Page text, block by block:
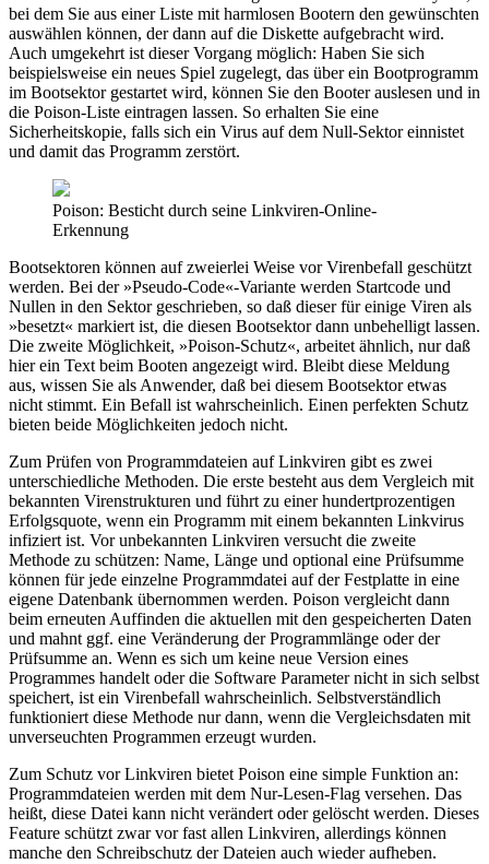
bei dem Sie aus einer Liste mit harmlosen Bootern den gewünschten
auswählen können, der dann auf die Diskette aufgebracht wird.
Auch umgekehrt ist dieser Vorgang möglich: Haben Sie sich
beispielsweise ein neues Spiel zugelegt, das über ein Bootprogramm
im Bootsektor gestartet wird, können Sie den Booter auslesen und in
die Poison-Liste eintragen lassen. So erhalten Sie eine
Sicherheitskopie, falls sich ein Virus auf dem Null-Sektor einnistet
und damit das Programm zerstört.
Poison: Besticht durch seine Linkviren-Online-
Erkennung
Bootsektoren können auf zweierlei Weise vor Virenbefall geschützt
werden. Bei der »Pseudo-Code«-Variante werden Startcode und
Nullen in den Sektor geschrieben, so daß dieser für einige Viren als
»besetzt« markiert ist, die diesen Bootsektor dann unbehelligt lassen.
Die zweite Möglichkeit, »Poison-Schutz«, arbeitet ähnlich, nur daß
hier ein Text beim Booten angezeigt wird. Bleibt diese Meldung
aus, wissen Sie als Anwender, daß bei diesem Bootsektor etwas
nicht stimmt. Ein Befall ist wahrscheinlich. Einen perfekten Schutz
bieten beide Möglichkeiten jedoch nicht.
Zum Prüfen von Programmdateien auf Linkviren gibt es zwei
unterschiedliche Methoden. Die erste besteht aus dem Vergleich mit
bekannten Virenstrukturen und führt zu einer hundertprozentigen
Erfolgsquote, wenn ein Programm mit einem bekannten Linkvirus
infiziert ist. Vor unbekannten Linkviren versucht die zweite
Methode zu schützen: Name, Länge und optional eine Prüfsumme
können für jede einzelne Programmdatei auf der Festplatte in eine
eigene Datenbank übernommen werden. Poison vergleicht dann
beim erneuten Auffinden die aktuellen mit den gespeicherten Daten
und mahnt ggf. eine Veränderung der Programmlänge oder der
Prüfsumme an. Wenn es sich um keine neue Version eines
Programmes handelt oder die Software Parameter nicht in sich selbst
speichert, ist ein Virenbefall wahrscheinlich. Selbstverständlich
funktioniert diese Methode nur dann, wenn die Vergleichsdaten mit
unverseuchten Programmen erzeugt wurden.
Zum Schutz vor Linkviren bietet Poison eine simple Funktion an:
Programmdateien werden mit dem Nur-Lesen-Flag versehen. Das
heißt, diese Datei kann nicht verändert oder gelöscht werden. Dieses
Feature schützt zwar vor fast allen Linkviren, allerdings können
manche den Schreibschutz der Dateien auch wieder aufheben.